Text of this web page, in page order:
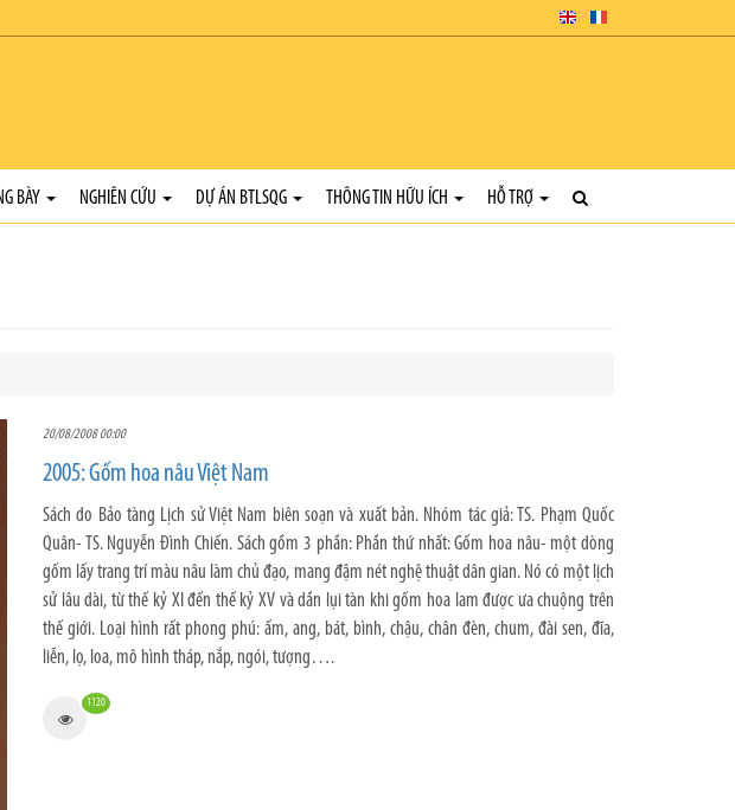
BÀY NGHIÊN CỨU DỰ ÁN BTLSQG THÔNG TIN HỮU ÍCH HỖ TRỢ
20/08/2008 00:00
2005: Gốm hoa nâu Việt Nam
Sách do Bảo tàng Lịch sử Việt Nam biên soạn và xuất bản. Nhóm tác giả: TS. Phạm Quốc
Quân- TS. Nguyễn Đình Chiến. Sách gồm 3 phần: Phần thứ nhất: Gốm hoa nâu- một dòng
gốm lấy trang trí màu nâu làm chủ đạo, mang đậm nét nghệ thuật dân gian. Nó có một lịch
sử lâu dài, từ thế kỷ XI đến thế kỷ XV và dần lụi tàn khi gốm hoa lam được ưa chuộng trên
thế giới. Loại hình rất phong phú: ấm, ang, bát, bình, chậu, chân đèn, chum, đài sen, đĩa,
liễn, lọ, loa, mô hình tháp, nắp, ngói, tượng….
1120